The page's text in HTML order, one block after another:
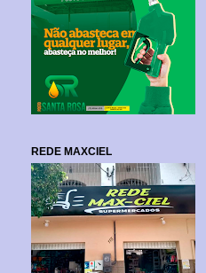
REDE MAXCIEL